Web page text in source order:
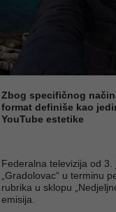
Zbog specifičnog
format definiše kao
YouTube estetike
Federalna televizija od
„Gradolovac“ u terminu
rubrika u sklopu
emisija.